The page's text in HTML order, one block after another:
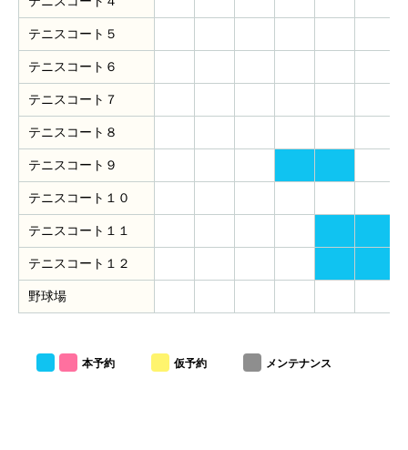
テニスコート５
テニスコート６
テニスコート７
テニスコート８
テニスコート９
テニスコート１０
テニスコート１１
テニスコート１２
野球場
本予約 仮予約 メンテナンス